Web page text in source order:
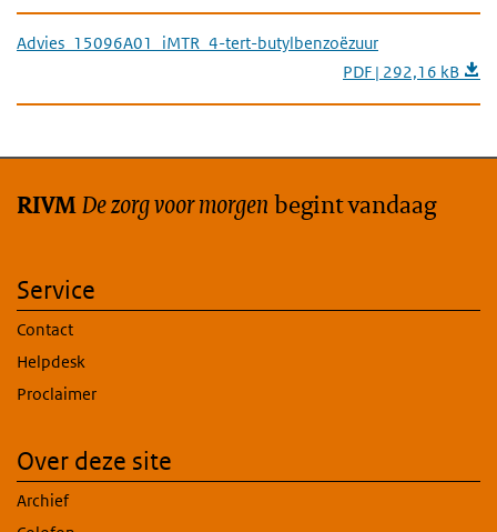
Advies_15096A01_iMTR_4-tert-butylbenzoëzuur
PDF | 292,16 kB
RIVMDe zorg voor morgen begint vandaag
Service
Contact
Helpdesk
Proclaimer
Over deze site
Archief